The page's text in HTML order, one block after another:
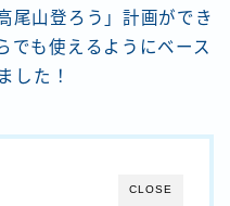
尾山登ろう」計画ができ
でも使えるようにベース
した！
CLOSE